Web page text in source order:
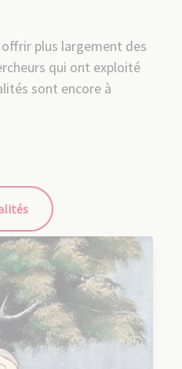
offrir plus largement des
qui ont exploité
sont encore à